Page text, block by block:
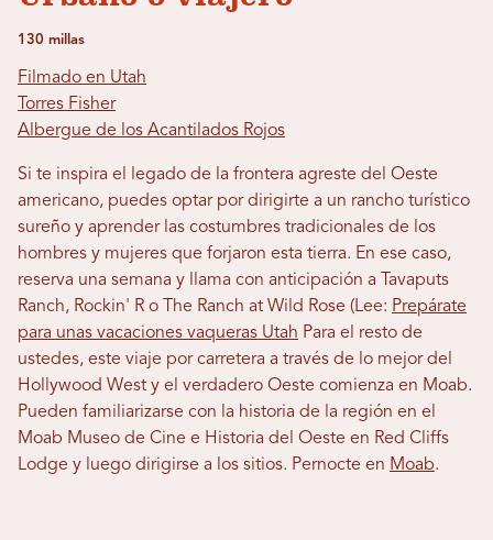
130 millas
Filmado en Utah
Torres Fisher
Albergue de los Acantilados Rojos
Si te inspira el legado de la frontera agreste del Oeste
americano, puedes optar por dirigirte a un rancho turístico
sureño y aprender las costumbres tradicionales de los
hombres y mujeres que forjaron esta tierra. En ese caso,
reserva una semana y llama con anticipación a Tavaputs
Ranch, Rockin' R o The Ranch at Wild Rose (Lee: Prepárate
para unas vacaciones vaqueras Utah Para el resto de
ustedes, este viaje por carretera a través de lo mejor del
Hollywood West y el verdadero Oeste comienza en Moab.
Pueden familiarizarse con la historia de la región en el
Moab Museo de Cine e Historia del Oeste en Red Cliffs
Lodge y luego dirigirse a los sitios. Pernocte en Moab.